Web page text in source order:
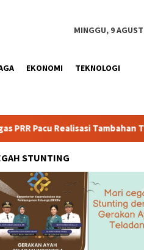
MINGGU, 9
EKONOMI TEKNOLOGI
Tambahan TKD Aceh Rp1,65
STUNTING